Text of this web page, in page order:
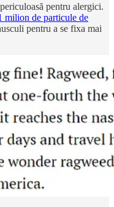
pentru alergici.
milion de particule de
pentru a se fixa mai